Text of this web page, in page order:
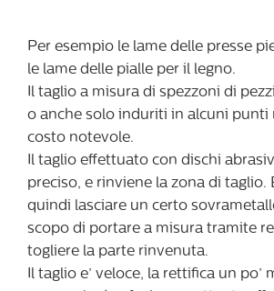
Per esempio le lame delle presse
le lame delle pialle per il legno.
Il taglio a misura di spezzoni di
o anche solo induriti in alcuni punti
costo notevole.
Il taglio effettuato con dischi
preciso, e rinviene la zona di taglio.
quindi lasciare un certo
scopo di portare a misura tramite
togliere la parte rinvenuta.
Il taglio e’ veloce, la rettifica un po’